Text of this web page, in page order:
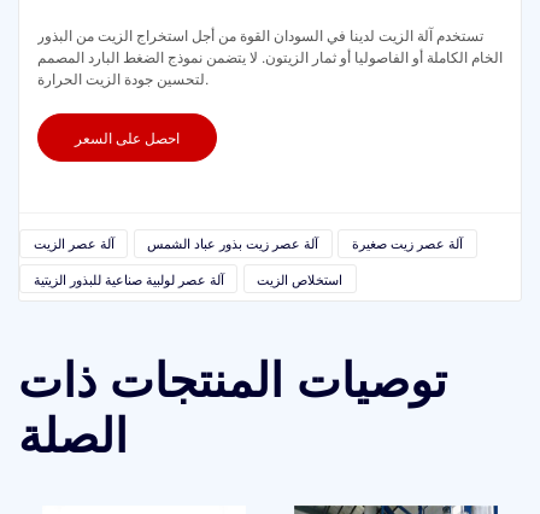
تستخدم آلة الزيت لدينا في السودان القوة من أجل استخراج الزيت من البذور
الخام الكاملة أو الفاصوليا أو ثمار الزيتون. لا يتضمن نموذج الضغط البارد المصمم
لتحسين جودة الزيت الحرارة.
احصل على السعر
آلة عصر الزيت آلة عصر زيت بذور عباد الشمس
آلة عصر زيت صغيرة
آلة عصر لولبية صناعية للبذور الزيتية
استخلاص الزيت
توصيات المنتجات ذات
الصلة